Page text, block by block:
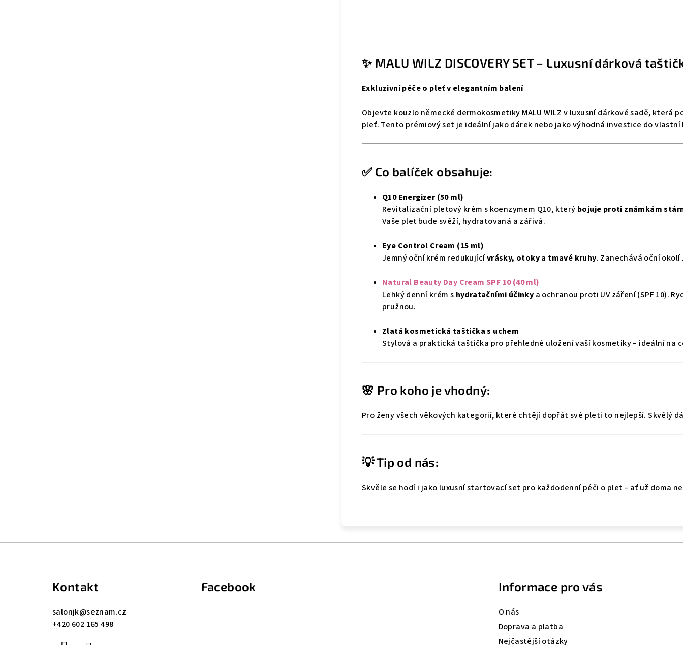
✨ MALU WILZ DISCOVERY SET – Luxusní dárková
Exkluzivní péče o pleť v elegantním balení
Objevte kouzlo německé dermokosmetiky MALU WILZ v luxusní dárkové sadě,
pleť. Tento prémiový set je ideální jako dárek nebo jako výhodná investice do
✅ Co balíček obsahuje:
Q10 Energizer (50 ml)
Revitalizační pleťový krém s koenzymem Q10, který bojuje proti známkám
Vaše pleť bude svěží, hydratovaná a zářivá.
Eye Control Cream (15 ml)
Jemný oční krém redukujícívrásky, otoky a tmavé kruhy. Zanechává oční
Natural Beauty Day Cream SPF 10 (40 ml)
Lehký denní krém s hydratačními účinky a ochranou proti UV záření (SPF 10).
pružnou.
Zlatá kosmetická taštička s uchem
Stylová a praktická taštička pro přehledné uložení vaší kosmetiky – ideální na
🌸 Pro koho je vhodný:
Pro ženy všech věkových kategorií, které chtějí dopřát své pleti to nejlepší. Skvělý
💡 Tip od nás:
Skvěle se hodí i jako luxusní startovací set pro každodenní péči o pleť – ať už doma
Kontakt
salonjk@seznam.cz
+420 602 165 498
Facebook Informace pro vás
O nás
Doprava a platba
Nejčastější otázky